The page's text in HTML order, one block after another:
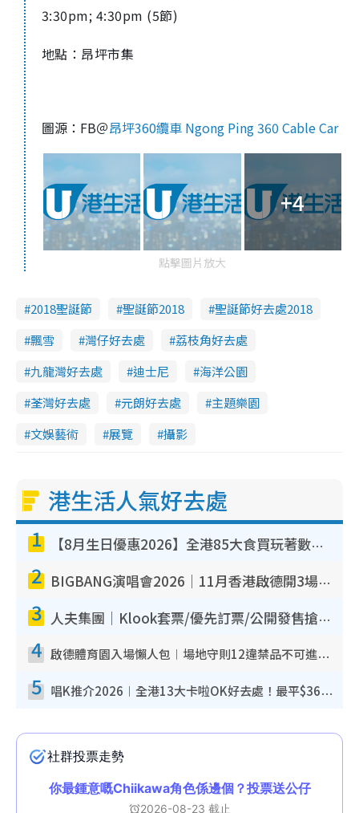
3:30pm; 4:30pm (5節)
地點：昂坪市集
圖源：FB＠昂坪360纜車 Ngong Ping 360 Cable Car
+4
點擊圖片放大
2018聖誕節 聖誕節2018
聖誕節好去處2018
飄雪
灣仔好去處
荔枝角好去處
九龍灣好去處
迪士尼
海洋公園
荃灣好去處
元朗好去處
主題樂園
文娛藝術
展覽 攝影
港生活人氣好去處
1 【8月生日優惠2026】全港85大食買玩著數攻略 自助餐/火鍋放題同行免費＋誠品/DONKI送現金券
2 BIGBANG演唱會2026｜11月香港啟德開3場！實名制VIP申請、優先購票攻略
3 人夫集團｜Klook套票/優先訂票/公開發售搶飛攻略！附票價.購票連結.場地座位表
4 啟德體育園入場懶人包︱場地守則12違禁品不可進場准帶細水樽但全場禁樽蓋！應援牌有限制！
5 唱K推介2026︱全港13大卡啦OK好去處！最平$36起 日文K都有！(附地址+收費詳情)